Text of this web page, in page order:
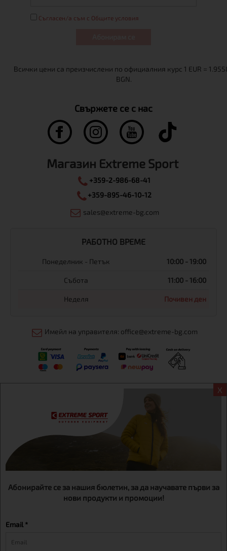
X
Абонирайте се за нашия бюлетин, за да научавате първи за
нови продукти и промоции!
Email *
Съгласен/а съм с Общите условия
Свържете се с нас
Магазин Extreme Sport
+359-2-986-68-41
+359-895-46-10-12
sales@extreme-bg.com
РАБОТНО ВРЕМЕ
Понеделник - Петък 10:00 - 19:00
Събота 11:00 - 16:00
Неделя Почивен ден
Имейл на управителя: office@extreme-bg.com
Екстрем спорт ЕООД, BG131452613, административен адрес
гр. София, Овча купел, ул.692, №12, офис 1, магазини